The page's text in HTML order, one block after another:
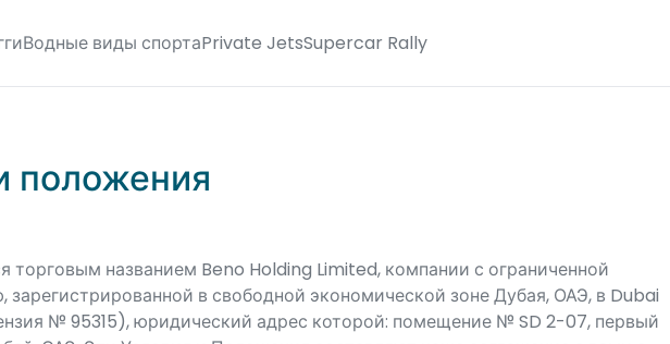
Водные виды спортаPrivate JetsSupercar Rally
положения
торговым названием Beno Holding Limited, компании с ограниченной
зарегистрированной в свободной экономической зоне Дубая, ОАЭ, в Dubai
№ 95315), юридический адрес которой: помещение № SD 2-07, первый